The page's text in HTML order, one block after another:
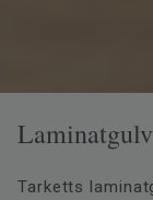
Tarketts